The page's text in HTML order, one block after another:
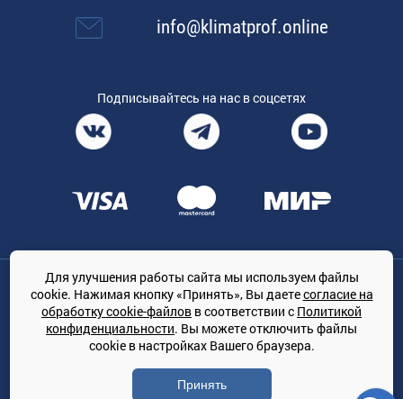
info@klimatprof.online
Подписывайтесь на нас в соцсетях
Общество с ограниченной ответственностью «ТРЕЙДКОН», ОГРН:
1167847364079, 197022, г. Санкт-Петербург, проспект Медиков, 7
КЛИМАТПРОФ.ONLINE - оптовая продажа кондиционеров и
климатической техники на территории РФ
© Сайт принадлежит ООО «ТРЕЙДКОН»
Для улучшения работы сайта мы используем файлы
cookie. Нажимая кнопку «Принять», Вы даетесогласие на
обработку cookie-файлов в соответствии с Политикой
конфиденциальности. Вы можете отключить файлы
cookie в настройках Вашего браузера.
Принять